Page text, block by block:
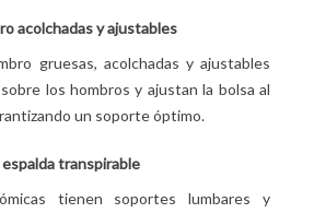
acolchadas y ajustables
gruesas, acolchadas y ajustables
los hombros y ajustan la bolsa al
un soporte óptimo.
transpirable
tienen soportes lumbares y